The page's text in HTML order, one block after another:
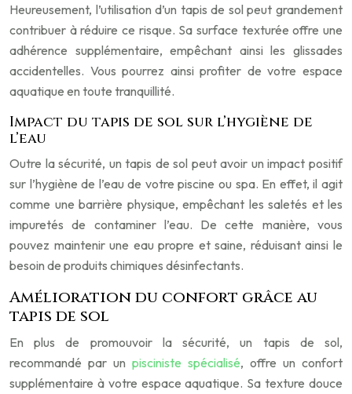
Heureusement, l’utilisation d’un tapis de sol peut grandement
contribuer à réduire ce risque. Sa surface texturée offre une
adhérence supplémentaire, empêchant ainsi les glissades
accidentelles. Vous pourrez ainsi profiter de votre espace
aquatique en toute tranquillité.
Impact du tapis de sol sur l’hygiène de
l’eau
Outre la sécurité, un tapis de sol peut avoir un impact positif
sur l’hygiène de l’eau de votre piscine ou spa. En effet, il agit
comme une barrière physique, empêchant les saletés et les
impuretés de contaminer l’eau. De cette manière, vous
pouvez maintenir une eau propre et saine, réduisant ainsi le
besoin de produits chimiques désinfectants.
Amélioration du confort grâce au
tapis de sol
En plus de promouvoir la sécurité, un tapis de sol,
recommandé par un pisciniste spécialisé, offre un confort
supplémentaire à votre espace aquatique. Sa texture douce